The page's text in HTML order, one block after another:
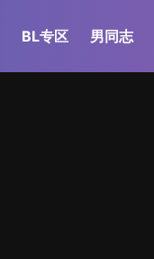
BL专区 男同志